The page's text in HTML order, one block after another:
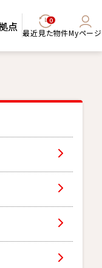
点 0
最近見た物件Myページ